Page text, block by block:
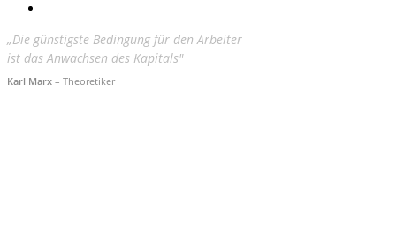
„Die günstigste Bedingung für den Arbeiter
ist das Anwachsen des Kapitals"
Karl Marx – Theoretiker